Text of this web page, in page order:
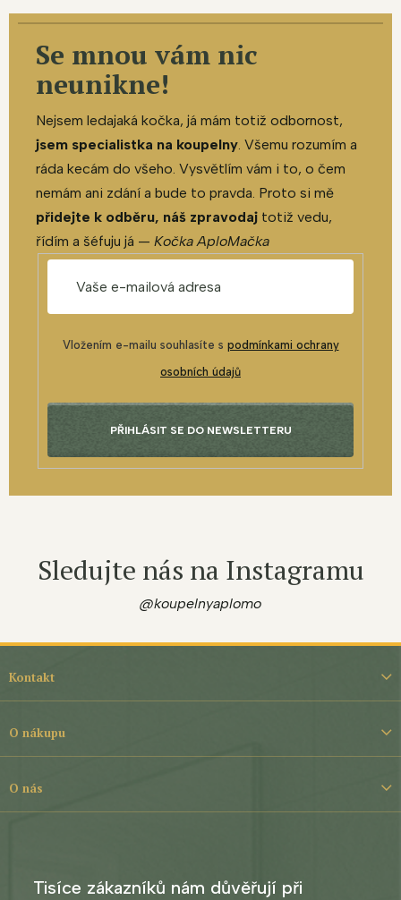
Se mnou vám nic
neunikne!
Nejsem ledajaká kočka, já mám totiž odbornost,
jsem specialistka na koupelny. Všemu rozumím a
ráda kecám do všeho. Vysvětlím vám i to, o čem
nemám ani zdání a bude to pravda. Proto si mě
přidejte k odběru, náš zpravodaj totiž vedu,
řídím a šéfuju já — Kočka AploMačka
Vložením e-mailu souhlasíte s podmínkami ochrany
osobních údajů
PŘIHLÁSIT SE DO NEWSLETTERU
Sledujte nás na Instagramu
@koupelnyaplomo
í
Kontakt
O nákupu
O nás
Tisíce zákazníků nám důvěřují při